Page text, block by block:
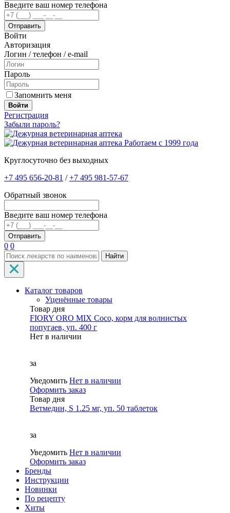
Введите ваш номер телефона
Войти
Авторизация
Логин / телефон / e-mail
Пароль
Запомнить меня
Войти
Регистрация
Забыли пароль?
Работаем с 1999 года
Круглосуточно без выходных
+7 495 656-20-81 /+7 495 981-57-67
Обратный звонок
Введите ваш номер телефона
0 0
Найти
Каталог товаров
Уценённые товары
Товар дня
FIORY ORO MIX Coco, корм для волнистых
попугаев, уп. 400 г
Нет в наличии
за
Уведомить Нет в наличии
Оформить заказ
Товар дня
Ветмедин, S 1.25 мг, уп. 50 таблеток
за
Уведомить Нет в наличии
Оформить заказ
Бренды
Инструкции
Новинки
По рецепту
Хиты